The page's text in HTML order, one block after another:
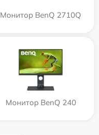
Монитор BenQ 2710Q
Монитор BenQ 240